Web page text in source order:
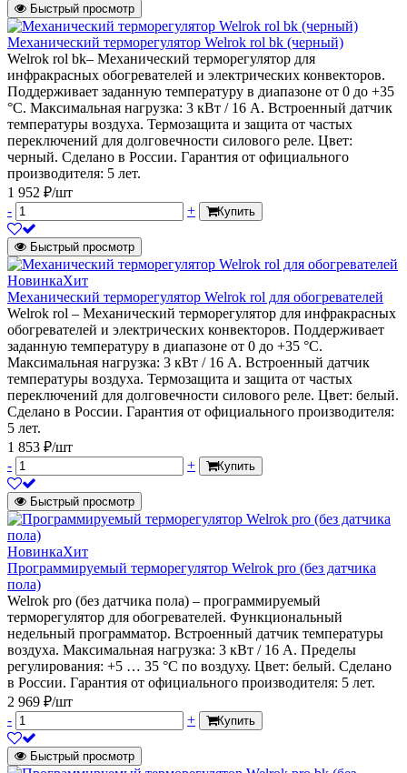
Быстрый просмотр
Механический терморегулятор Welrok rol bk (черный)
Welrok rol bk– Механический терморегулятор для
инфракрасных обогревателей и электрических конвекторов.
Поддерживает заданную температуру в диапазоне от 0 до +35
°С. Максимальная нагрузка: 3 кВт / 16 А. Встроенный датчик
температуры воздуха. Термозащита и защита от частых
переключений для долговечности силового реле. Цвет:
черный. Сделано в России. Гарантия от официального
производителя: 5 лет.
1 952 ₽/шт
-
+ Купить
Быстрый просмотр
НовинкаХит
Механический терморегулятор Welrok rol для обогревателей
Welrok rol – Механический терморегулятор для инфракрасных
обогревателей и электрических конвекторов. Поддерживает
заданную температуру в диапазоне от 0 до +35 °С.
Максимальная нагрузка: 3 кВт / 16 А. Встроенный датчик
температуры воздуха. Термозащита и защита от частых
переключений для долговечности силового реле. Цвет: белый.
Сделано в России. Гарантия от официального производителя:
5 лет.
1 853 ₽/шт
-
+ Купить
Быстрый просмотр
НовинкаХит
Программируемый терморегулятор Welrok pro (без датчика
пола)
Welrok pro (без датчика пола) – программируемый
терморегулятор для обогревателей. Функциональный
недельный программатор. Встроенный датчик температуры
воздуха. Максимальная нагрузка: 3 кВт / 16 А. Пределы
регулирования: +5 … 35 °С по воздуху. Цвет: белый. Сделано
в России. Гарантия от официального производителя: 5 лет.
2 969 ₽/шт
-
+ Купить
Быстрый просмотр